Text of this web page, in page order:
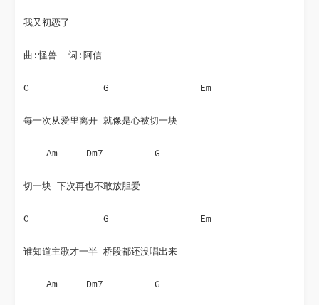
我又初恋了
曲:怪兽  词:阿信
C             G                Em
每一次从爱里离开 就像是心被切一块
Am     Dm7         G
切一块 下次再也不敢放胆爱
C             G                Em
谁知道主歌才一半 桥段都还没唱出来
Am     Dm7         G